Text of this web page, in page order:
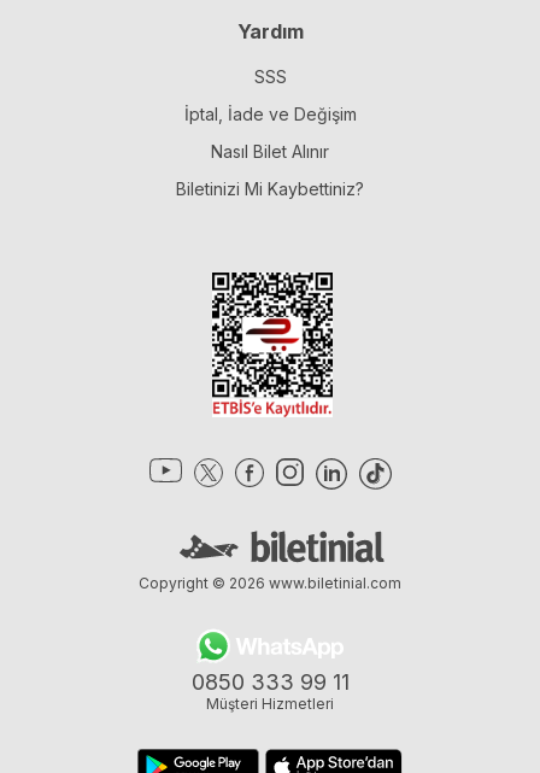
Yardım
SSS
İptal, İade ve Değişim
Nasıl Bilet Alınır
Biletinizi Mi Kaybettiniz?
0850 333 99 11
Müşteri Hizmetleri
Copyright © 2026 www.biletinial.com